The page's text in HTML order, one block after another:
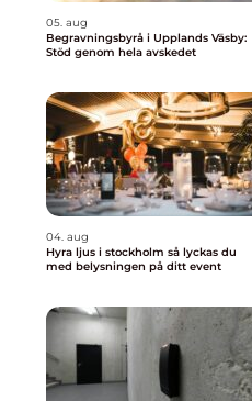
05. aug
Begravningsbyrå i Upplands Väsby:
Stöd genom hela avskedet
04. aug
Hyra ljus i stockholm så lyckas du
med belysningen på ditt event